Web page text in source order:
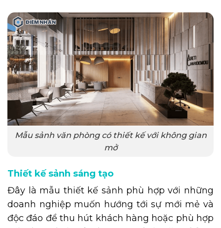
Mẫu sảnh văn phòng có thiết kế với không gian
mở
Thiết kế sảnh sáng tạo
Đây là mẫu thiết kế sảnh phù hợp với những
doanh nghiệp muốn hướng tới sự mới mẻ và
độc đáo để thu hút khách hàng hoặc phù hợp